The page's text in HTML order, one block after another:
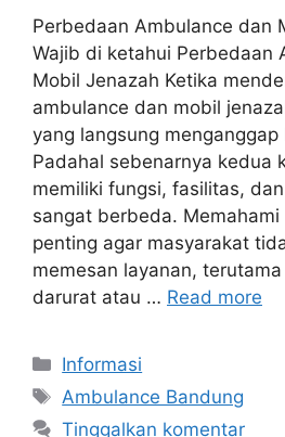
Perbedaan Ambulance dan
Wajib di ketahui Perbedaan
Mobil Jenazah Ketika
ambulance dan mobil
yang langsung
Padahal sebenarnya kedua
memiliki fungsi, fasilitas,
sangat berbeda.
penting agar masyarakat
memesan layanan,
darurat atau … Read more
Kategori
Informasi
Tag
Ambulance Bandung
Tinggalkan komentar